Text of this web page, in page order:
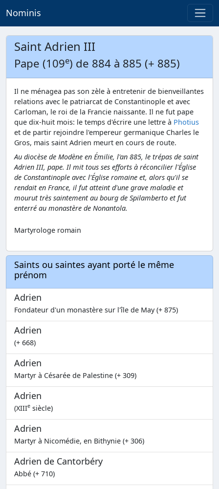
Nominis
Saint Adrien III
Pape (109e) de 884 à 885 (+ 885)
Il ne ménagea pas son zèle à entretenir de bienveillantes
relations avec le patriarcat de Constantinople et avec
Carloman, le roi de la Francie naissante. Il ne fut pape
que dix-huit mois: le temps d'écrire une lettre à Photius
et de partir rejoindre l'empereur germanique Charles le
Gros, mais saint Adrien meurt en cours de route.
Au diocèse de Modène en Émilie, l'an 885, le trépas de saint
Adrien III, pape. Il mit tous ses efforts à réconcilier l'Église
de Constantinople avec l'Église romaine et, alors qu'il se
rendait en France, il fut atteint d'une grave maladie et
mourut très saintement au bourg de Spilamberto et fut
enterré au monastère de Nonantola.
Martyrologe romain
Saints ou saintes ayant porté le même
prénom
Adrien
Fondateur d'un monastère sur l'île de May (+ 875)
Adrien
(+ 668)
Adrien
Martyr à Césarée de Palestine (+ 309)
Adrien
(XIIIe siècle)
Adrien
Martyr à Nicomédie, en Bithynie (+ 306)
Adrien de Cantorbéry
Abbé (+ 710)